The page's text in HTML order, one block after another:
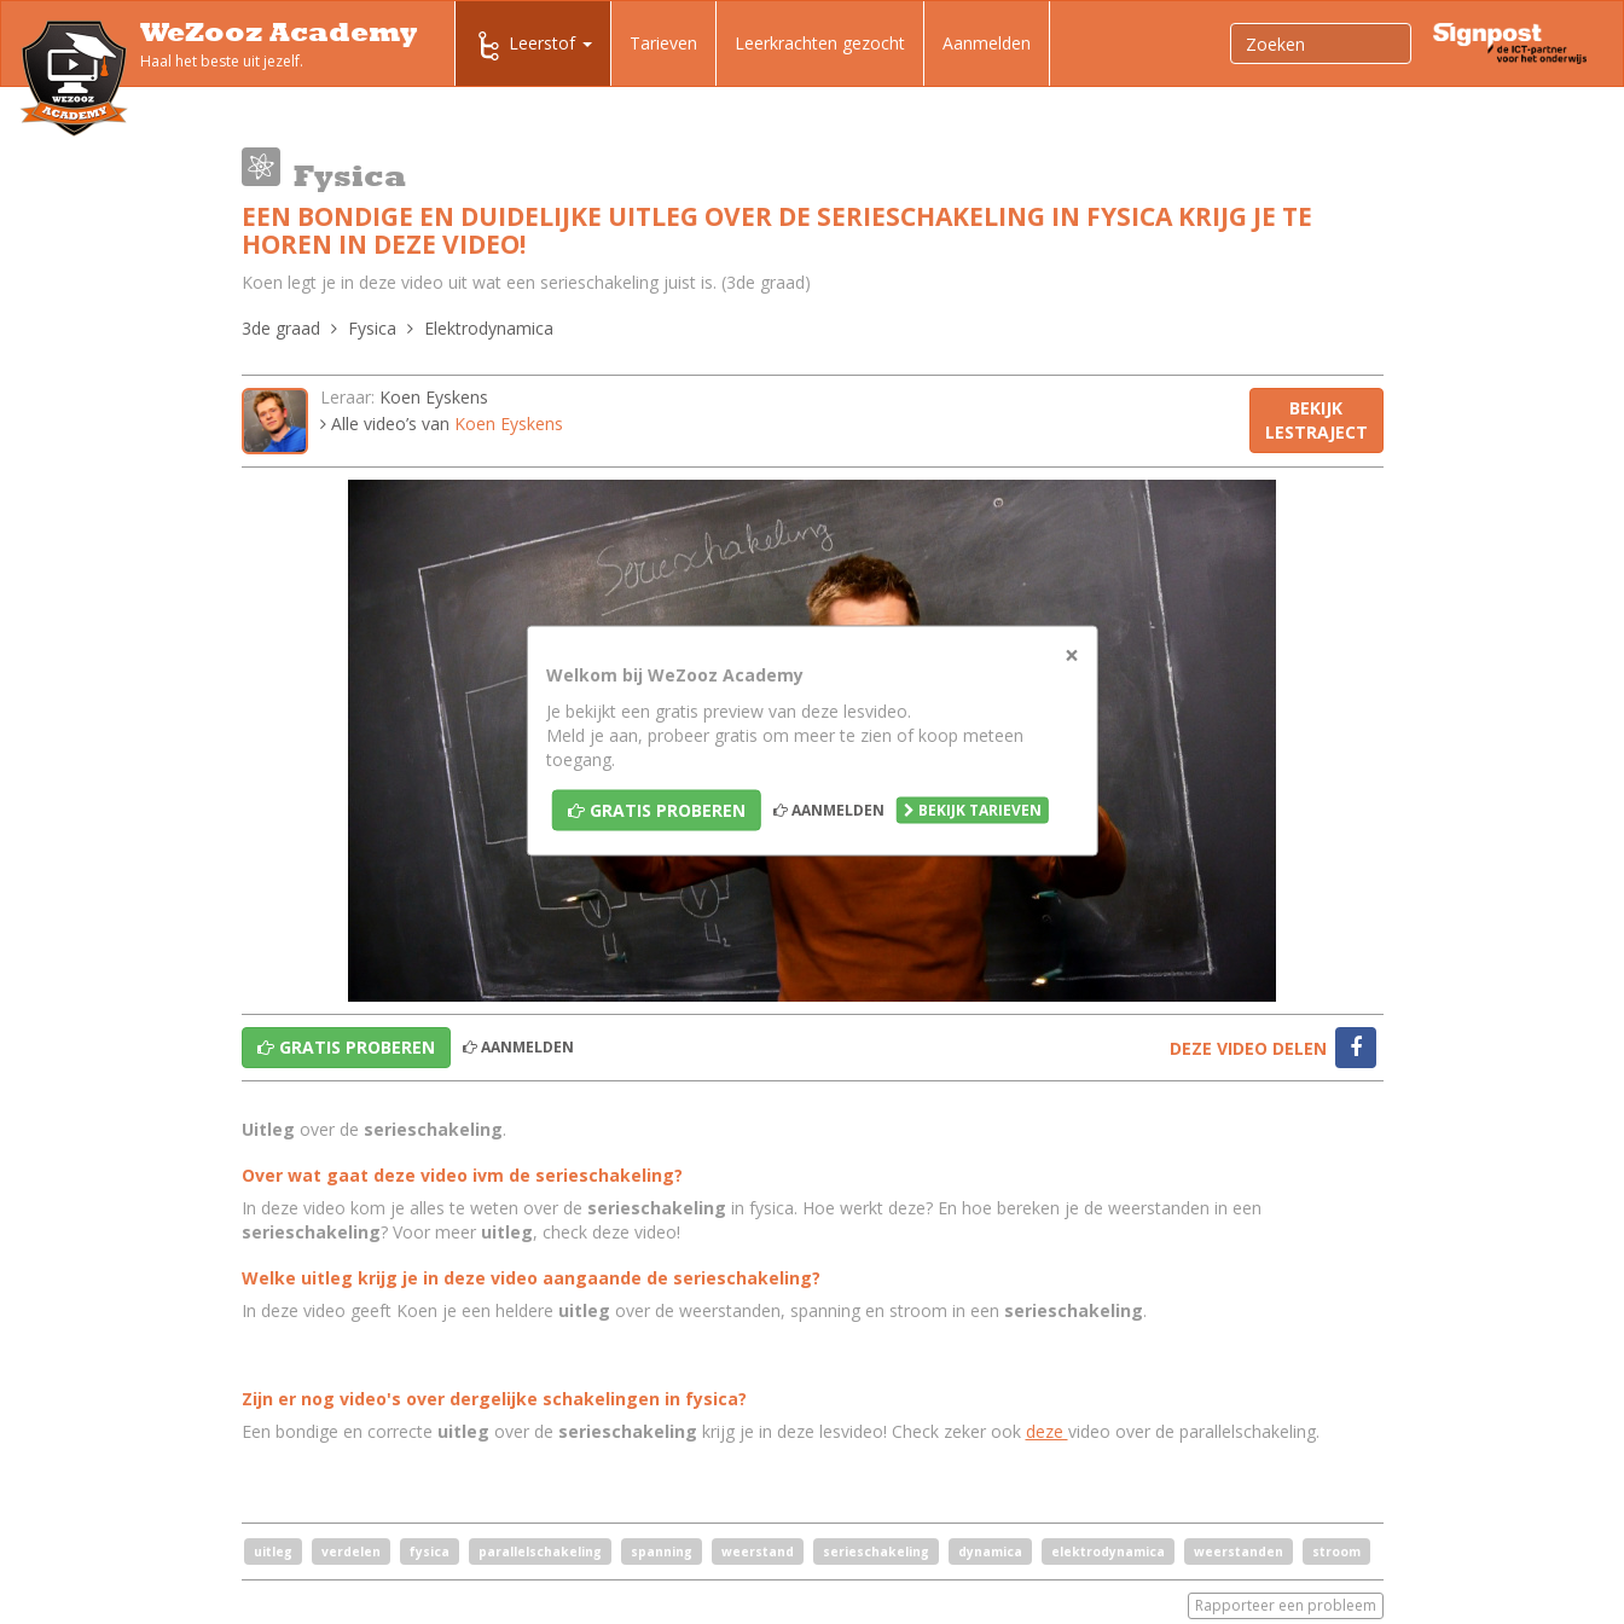
WeZooz Academy
Haal het beste uit jezelf.
Leerstof Tarieven Leerkrachten gezocht Aanmelden
Fysica
EEN BONDIGE EN DUIDELIJKE UITLEG OVER DE SERIESCHAKELING IN FYSICA KRIJG JE TE
HOREN IN DEZE VIDEO!
Koen legt je in deze video uit wat een serieschakeling juist is. (3de graad)
3de graad
Fysica Elektrodynamica
Leraar: Koen Eyskens
Alle video’s van Koen Eyskens
BEKIJK
LESTRAJECT
×
Welkom bij WeZooz Academy
Je bekijkt een gratis preview van deze lesvideo.
Meld je aan, probeer gratis om meer te zien of koop meteen
toegang.
GRATIS PROBEREN AANMELDEN BEKIJK TARIEVEN
GRATIS PROBEREN AANMELDEN DEZE VIDEO DELEN
Uitleg over de serieschakeling.
Over wat gaat deze video ivm de serieschakeling?
In deze video kom je alles te weten over de serieschakeling in fysica. Hoe werkt deze? En hoe bereken je de weerstanden in een
serieschakeling? Voor meer uitleg, check deze video!
Welke uitleg krijg je in deze video aangaande de serieschakeling?
In deze video geeft Koen je een heldere uitleg over de weerstanden, spanning en stroom in een serieschakeling.
Zijn er nog video's over dergelijke schakelingen in fysica?
Een bondige en correcte uitleg over de serieschakeling krijg je in deze lesvideo! Check zeker ook deze video over de parallelschakeling.
uitleg verdelen fysica parallelschakeling spanning weerstand serieschakeling dynamica elektrodynamica weerstanden stroom
Rapporteer een probleem